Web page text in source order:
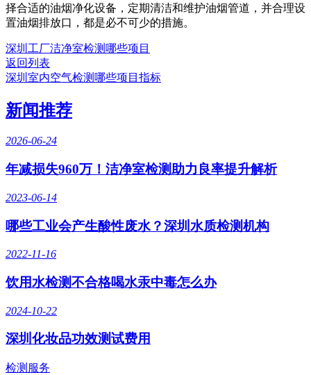
择合适的油烟净化设备，定期清洁和维护油烟管道，并合理设
置油烟排放口，都是必不可少的措施。
深圳工厂洁净室检测哪些项目
返回列表
深圳室内空气检测哪些项目指标
新闻推荐
2026-06-24
年减损失960万！洁净室检测助力良率提升解析
2023-06-14
哪些工业会产生酸性废水？深圳水质检测机构
2022-11-16
饮用水检测不合格喝水汞中毒怎么办
2024-10-22
深圳化妆品功效测试费用
检测服务